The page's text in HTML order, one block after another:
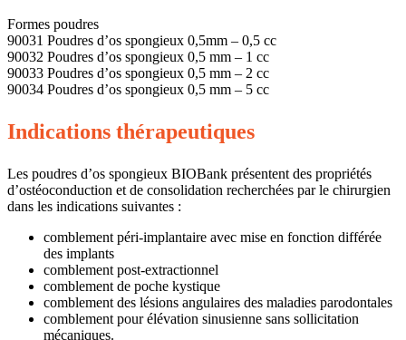
Formes poudres
90031 Poudres d’os spongieux 0,5mm – 0,5 cc
90032 Poudres d’os spongieux 0,5 mm – 1 cc
90033 Poudres d’os spongieux 0,5 mm – 2 cc
90034 Poudres d’os spongieux 0,5 mm – 5 cc
Indications thérapeutiques
Les poudres d’os spongieux BIOBank présentent des propriétés
d’ostéoconduction et de consolidation recherchées par le chirurgien
dans les indications suivantes :
comblement péri-implantaire avec mise en fonction différée
des implants
comblement post-extractionnel
comblement de poche kystique
comblement des lésions angulaires des maladies parodontales
comblement pour élévation sinusienne sans sollicitation
mécaniques.